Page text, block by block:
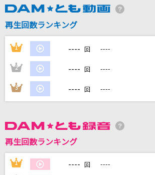
DAMの新曲・ランキングなど
カラオケ最新情報をチェック！
DAMに会員登録・ログインして
家族や友達と一緒に！練習にも！
再生回数ランキング
1 ---- 回 ----
2 ---- 回 ----
3 ---- 回 ----
再生回数ランキング
1 ---- 回 ----